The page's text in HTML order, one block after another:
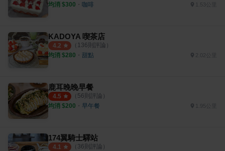
均消 $300 ・ 咖啡 1.53公里
KADOYA 喫茶店
4.2 （ 136則評論）
均消 $280 ・ 甜點
鹿耳晚晚早餐
4.5 （ 56則評論）
均消 $200 ・ 早午餐 1.95公里
174翼騎士驛站
4.1 （ 36則評論）